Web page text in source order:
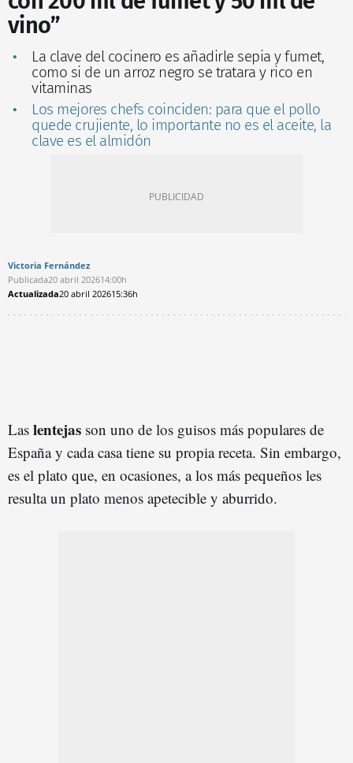
vino”
La clave del cocinero es añadirle sepia y fumet,
como si de un arroz negro se tratara y rico en
vitaminas
Los mejores chefs coinciden: para que el pollo
quede crujiente, lo importante no es el aceite, la
clave es el almidón
Victoria Fernández
Publicada20 abril 202614:00h
Actualizada20 abril 202615:36h
Las lentejas son uno de los guisos más populares de
España y cada casa tiene su propia receta. Sin embargo,
es el plato que, en ocasiones, a los más pequeños les
resulta un plato menos apetecible y aburrido.